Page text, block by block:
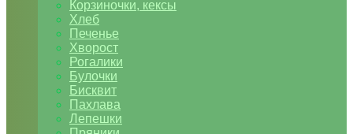
Корзиночки, кексы
Хлеб
Печенье
Хворост
Рогалики
Булочки
Бисквит
Пахлава
Лепешки